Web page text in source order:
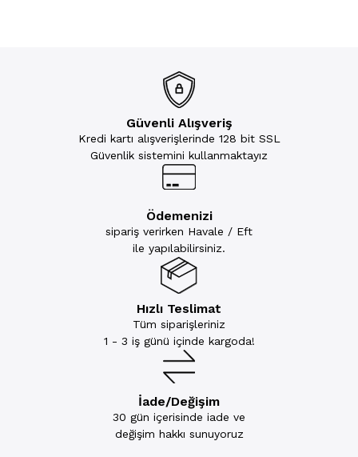
Güvenli Alışveriş
Kredi kartı alışverişlerinde 128 bit SSL
Güvenlik sistemini kullanmaktayız
Ödemenizi
sipariş verirken Havale / Eft
ile yapılabilirsiniz.
Hızlı Teslimat
Tüm siparişleriniz
1 - 3 iş günü içinde kargoda!
İade/Değişim
30 gün içerisinde iade ve
değişim hakkı sunuyoruz